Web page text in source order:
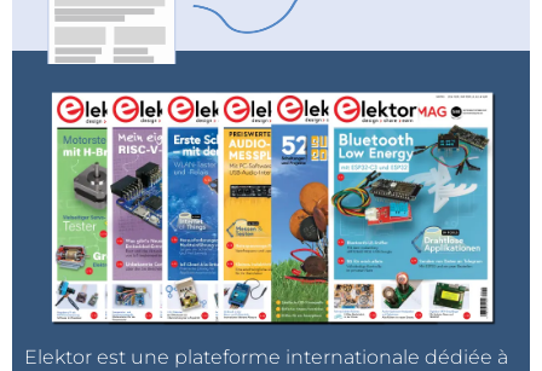
Elektor est une plateforme internationale dédiée à